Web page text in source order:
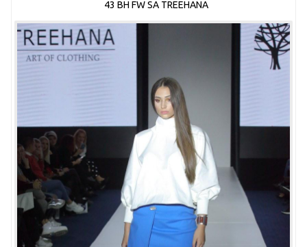
43 BH FW SA TREEHANA